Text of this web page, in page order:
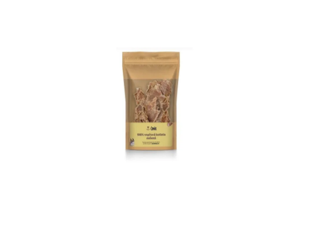
KRÁLÍCI/HLODAVCI/PTÁCI